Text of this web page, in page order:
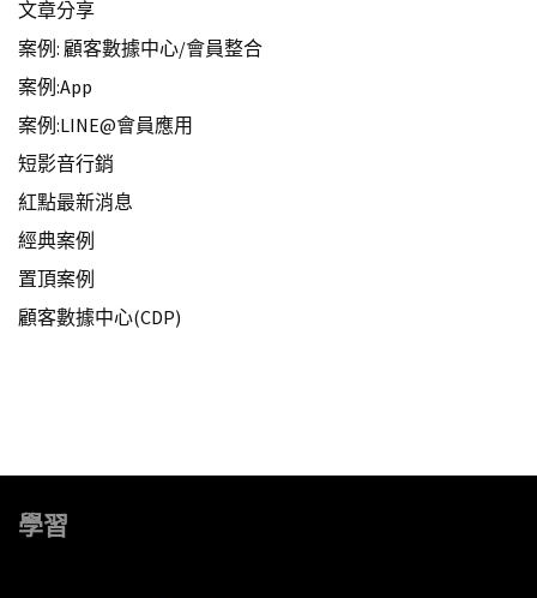
文章分享
案例: 顧客數據中心/會員整合
案例:App
案例:LINE@會員應用
短影音行銷
紅點最新消息
經典案例
置頂案例
顧客數據中心(CDP)
學習